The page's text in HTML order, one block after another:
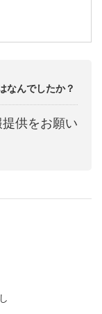
んでしたか？
供をお願い